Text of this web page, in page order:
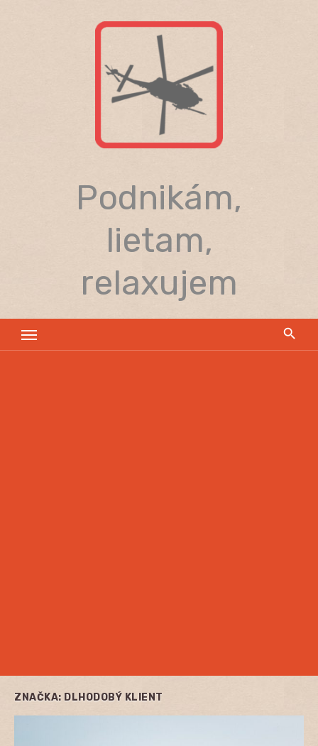
Podnikám,
lietam,
relaxujem
ZNAČKA: DLHODOBÝ KLIENT